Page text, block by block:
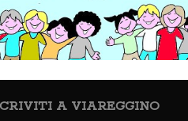
A VIAREGGINO